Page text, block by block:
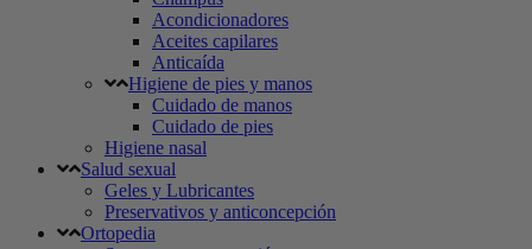
Acondicionadores
Aceites capilares
Anticaída
Higiene de pies y manos
Cuidado de manos
Cuidado de pies
Higiene nasal
Salud sexual
Geles y Lubricantes
Preservativos y anticoncepción
Ortopedia